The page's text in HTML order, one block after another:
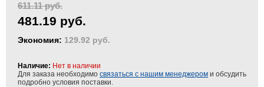
611.11 руб.
481.19 руб.
Экономия: 129.92 руб.
Наличие: Нет в наличии
Для заказа необходимо связаться с нашим менеджером и обсудить
подробно условия поставки.